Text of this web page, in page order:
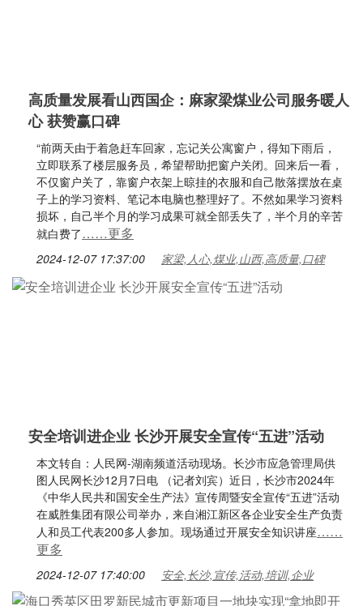
高质量发展看山西国企：麻家梁煤业公司服务暖人
心 获赞赢口碑
“前两天由于着急赶车回家，忘记关公寓窗户，得知下雨后，
立即联系了楼层服务员，希望帮助把窗户关闭。回来后一看，
不仅窗户关了，靠窗户衣架上晾挂的衣服和自己散落摆放在桌
子上的学习资料、笔记本电脑也整理好了。不然如果学习资料
损坏，自己半个月的学习成果可就全部丢失了，半个月的辛苦
就白费了……更多
2024-12-07 17:37:00 家梁,人心,煤业,山西,高质量,口碑
安全培训进企业 长沙开展安全宣传“五进”活动
本文转自：人民网-湖南频道活动现场。长沙市应急管理局供
图人民网长沙12月7日电 （记者刘宾）近日，长沙市2024年
《中华人民共和国安全生产法》宣传周暨安全宣传“五进”活动
在威胜集团有限公司举办，来自湘江新区各企业安全生产负责
人和员工代表200多人参加。现场通过开展安全知识讲座……
更多
2024-12-07 17:40:00 安全,长沙,宣传,活动,培训,企业